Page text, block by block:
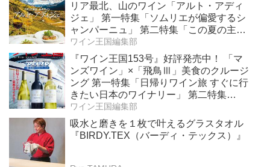
リア最北、山のワイン「アルト・アディ
ジェ」 第一特集「ソムリエが偏愛するシ
ャンパーニュ」 第二特集「この夏の主
役！ ナチュラルなロゼワイン」
ワイン王国編集部
『ワイン王国153号』好評発売中！ 「マ
ンズワイン」×「飛鳥Ⅲ」美食のクルージ
ング 第一特集「日帰りワイン旅 すぐに行
きたい日本のワイナリー」 第二特集
「Bordeaux Primeur Report2025」
ワイン王国編集部
吸水と磨きを１枚で叶えるグラスタオル
『BIRDY.TEX（バーディ・テックス）』